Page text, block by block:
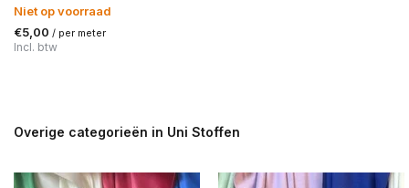
Niet op voorraad
€5,00 / per meter
Incl. btw
Overige categorieën in Uni Stoffen